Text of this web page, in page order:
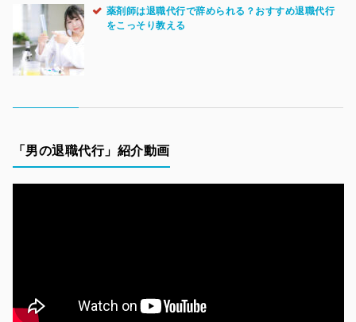
薬剤師は退職代行で辞められる？おすすめ退職代行
をこっそり教える
「男の退職代行」紹介動画